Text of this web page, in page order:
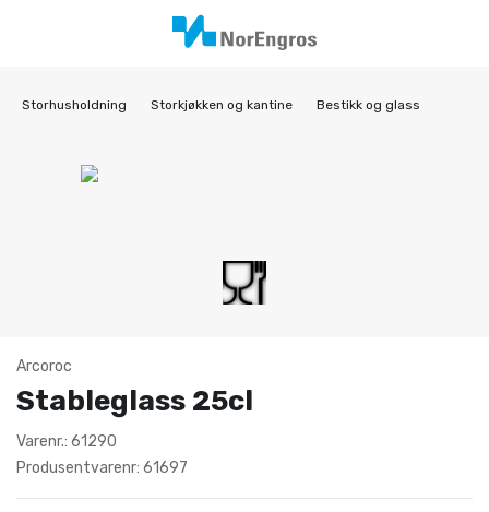
Storhusholdning Storkjøkken og kantine Bestikk og glass
Arcoroc
Stableglass 25cl
Varenr.: 61290
Produsentvarenr: 61697